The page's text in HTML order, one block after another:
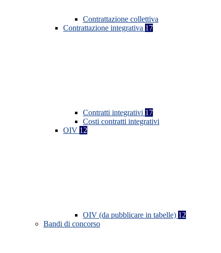
Contrattazione collettiva
Contrattazione integrativa 17
Contratti integrativi 17
Costi contratti integrativi
OIV 12
OIV (da pubblicare in tabelle) 12
Bandi di concorso